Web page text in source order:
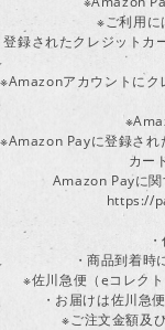
※ご利用に
登録されたクレジットカ
※Amazonアカウントにク
※Amazon Payに登録され
カー
Amazon Payに関
https://
・商品到着時
※佐川急便（eコレクト
・お届けは佐川急
※ご注文金額及